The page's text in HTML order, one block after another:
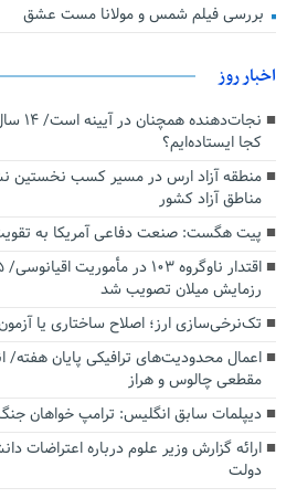
بررسی فیلم شمس و مولانا مست عشق
اخبار روز
کجا ایستاده‌ایم؟
منطقه آزاد ارس در مسیر کسب نخستین
مناطق آزاد کشور
پیت هگست: صنعت دفاعی آمریکا به
رزمایش میلان تصویب شد
تک‌نرخی‌سازی ارز؛ اصلاح ساختاری یا
اعمال محدودیت‌های ترافیکی پایان هفته/
مقطعی چالوس و هراز
دیپلمات سابق انگلیس:‌ ترامپ خواهان
ارائه گزارش وزیر علوم درباره اعتراضات
دولت